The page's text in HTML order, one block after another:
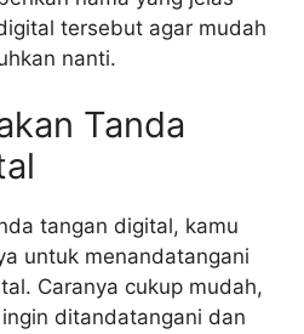
tersebut agar mudah
nanti.
Tanda
tangan digital, kamu
untuk menandatangani
Caranya cukup mudah,
ditandatangani dan